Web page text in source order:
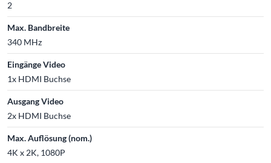
2
Max. Bandbreite
340 MHz
Eingänge Video
1x HDMI Buchse
Ausgang Video
2x HDMI Buchse
Max. Auflösung (nom.)
4K x 2K, 1080P